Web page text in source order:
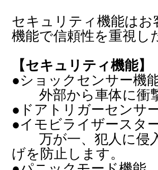
セキュリティ機能は
機能で信頼性を重視し
【セキュリティ機能】
●ショックセンサー機
外部から車体に衝
●ドアトリガーセンサ
●イモビライザースタ
万が一、犯人に侵
げを防止します。